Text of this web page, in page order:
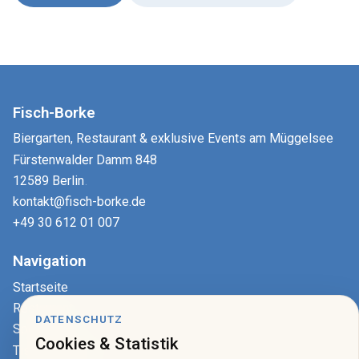
Fisch-Borke
Biergarten, Restaurant & exklusive Events am Müggelsee
Fürstenwalder Damm 848
12589 Berlin
kontakt@fisch-borke.de
+49 30 612 01 007
Navigation
Startseite
Restaurant
Speisekarte
Tisch reservieren
DATENSCHUTZ
Cookies & Statistik